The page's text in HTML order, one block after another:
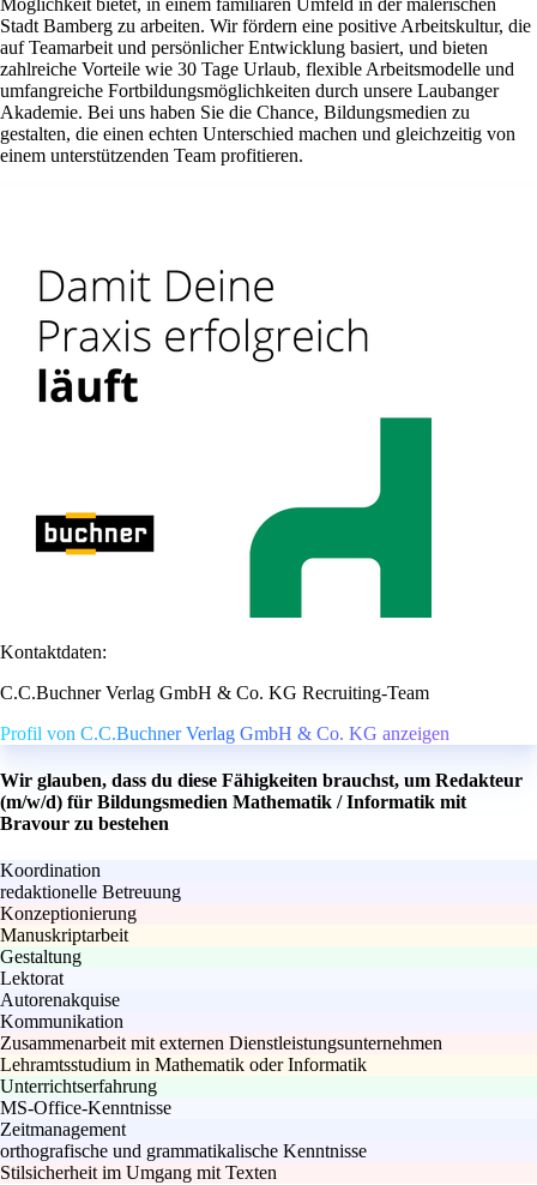
Stadt Bamberg zu arbeiten. Wir fördern eine positive Arbeitskultur, die
auf Teamarbeit und persönlicher Entwicklung basiert, und bieten
zahlreiche Vorteile wie 30 Tage Urlaub, flexible Arbeitsmodelle und
umfangreiche Fortbildungsmöglichkeiten durch unsere Laubanger
Akademie. Bei uns haben Sie die Chance, Bildungsmedien zu
gestalten, die einen echten Unterschied machen und gleichzeitig von
einem unterstützenden Team profitieren.
Kontaktdaten:
C.C.Buchner Verlag GmbH & Co. KG Recruiting-Team
Profil von C.C.Buchner Verlag GmbH & Co. KG anzeigen
Wir glauben, dass du diese Fähigkeiten brauchst, um Redakteur
(m/w/d) für Bildungsmedien Mathematik / Informatik mit
Bravour zu bestehen
Koordination
redaktionelle Betreuung
Konzeptionierung
Manuskriptarbeit
Gestaltung
Lektorat
Autorenakquise
Kommunikation
Zusammenarbeit mit externen Dienstleistungsunternehmen
Lehramtsstudium in Mathematik oder Informatik
Unterrichtserfahrung
MS-Office-Kenntnisse
Zeitmanagement
orthografische und grammatikalische Kenntnisse
Stilsicherheit im Umgang mit Texten